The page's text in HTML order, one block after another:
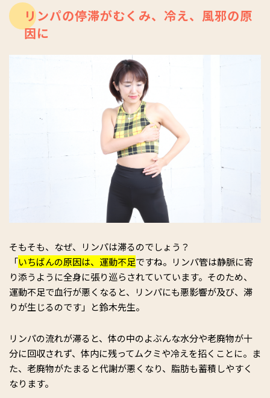
https://www.youtube.com/channel/UC49Yi6hbByRbSN
ZSLrwjHHQ
リンパの停滞がむくみ、冷え、風邪の原
因に
そもそも、なぜ、リンパは滞るのでしょう？
「いちばんの原因は、運動不足ですね。リンパ管は静脈に寄
り添うように全身に張り巡らされていています。そのため、
運動不足で血行が悪くなると、リンパにも悪影響が及び、滞
りが生じるのです」と鈴木先生。
リンパの流れが滞ると、体の中のよぶんな水分や老廃物が十
分に回収されず、体内に残ってムクミや冷えを招くことに。ま
た、老廃物がたまると代謝が悪くなり、脂肪も蓄積しやすく
なります。